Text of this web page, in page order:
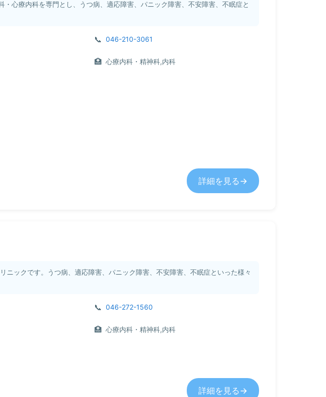
心療内科を専門とし、うつ病、適応障害、パニック障害、不安障害、不眠症と
046-210-3061
心療内科・精神科,内科
詳細を見る
ックです。うつ病、適応障害、パニック障害、不安障害、不眠症といった様々
046-272-1560
心療内科・精神科,内科
詳細を見る